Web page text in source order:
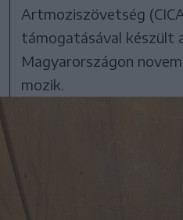
Artmoziszövetség
támogatásával készült
Magyarországon
mozik.